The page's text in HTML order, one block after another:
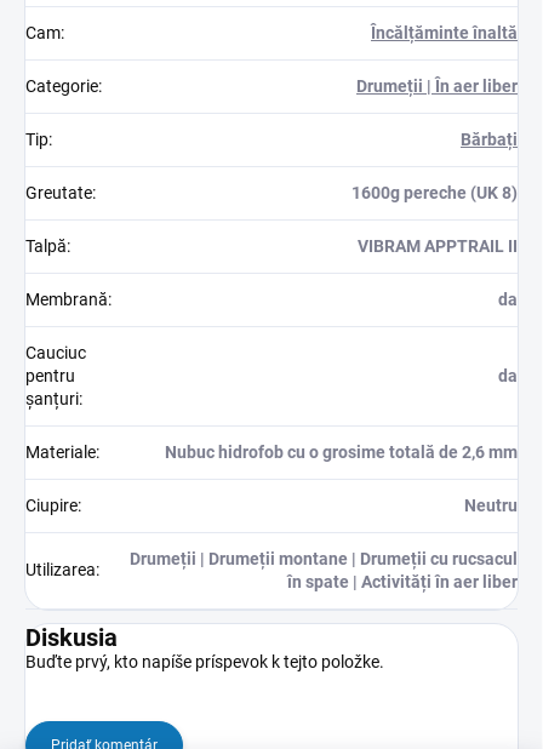
Cam: Încălțăminte înaltă
Categorie: Drumeții | În aer liber
Tip: Bărbați
Greutate: 1600g pereche (UK 8)
Talpă: VIBRAM APPTRAIL II
Membrană: da
Cauciuc
pentru
șanțuri:
da
Materiale: Nubuc hidrofob cu o grosime totală de 2,6 mm
Ciupire: Neutru
Utilizarea:
Drumeții | Drumeții montane | Drumeții cu rucsacul
în spate | Activități în aer liber
Diskusia
Buďte prvý, kto napíše príspevok k tejto položke.